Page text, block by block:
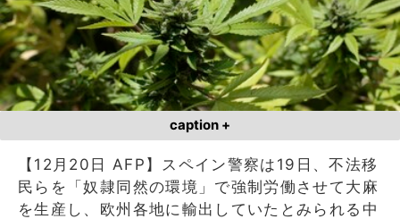
caption +
【12月20日 AFP】スペイン警察は19日、不法移
民らを「奴隷同然の環境」で強制労働させて大麻
を生産し、欧州各地に輸出していたとみられる中